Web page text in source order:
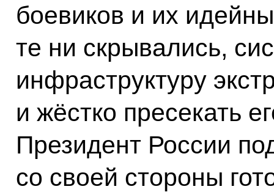
боевиков и их
те ни скрывались,
инфраструктуру
и жёстко пресекать
Президент России
со своей стороны